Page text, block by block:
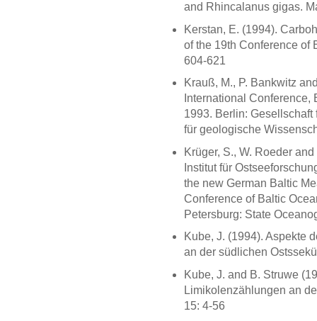
and Rhincalanus gigas.
Kerstan, E. (1994).
of the 19th Conference of
604-621
Krauß, M., P. Bankwitz
International Conference,
1993. Berlin:
für geologische
Krüger, S., W. Roeder
Institut für
the new German Baltic
Conference of Baltic
Petersburg: State
Kube, J. (1994). Aspekte
an der südlichen
Kube, J. and B. Struwe
Limikolenzählungen an
15: 4-56